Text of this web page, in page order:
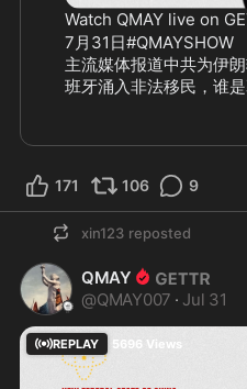
Watch QMAY live on
7月31日#QMAYSHOW
主流媒体报道中共为伊
班牙涌入非法移民，谁
171 106 9
xin123 reposted
QMAY
@QMAY007 · Jul 31
REPLAY 5696 Views